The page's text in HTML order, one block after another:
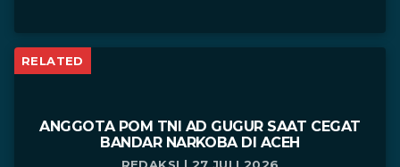
RELATED
ANGGOTA POM TNI AD GUGUR SAAT CEGAT
BANDAR NARKOBA DI ACEH